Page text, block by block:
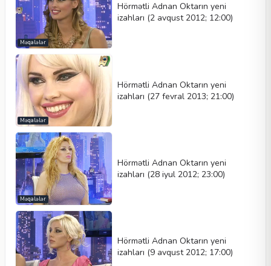
Məqalələr
Hörmətli Adnan Oktarın yeni
izahları (2 avqust 2012; 12:00)
Məqalələr
Hörmətli Adnan Oktarın yeni
izahları (27 fevral 2013; 21:00)
Məqalələr
Hörmətli Adnan Oktarın yeni
izahları (28 iyul 2012; 23:00)
Hörmətli Adnan Oktarın yeni
izahları (9 avqust 2012; 17:00)